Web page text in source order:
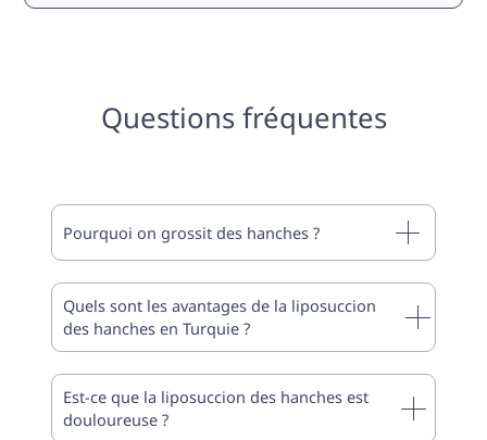
Questions fréquentes
Pourquoi on grossit des hanches ?
Quels sont les avantages de la liposuccion
des hanches en Turquie ?
Est-ce que la liposuccion des hanches est
douloureuse ?